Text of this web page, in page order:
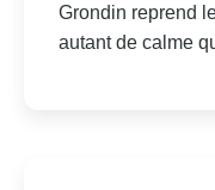
Grondin reprend
autant de calme